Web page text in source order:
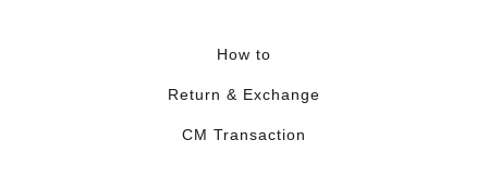
How to
Return & Exchange
CM Transaction